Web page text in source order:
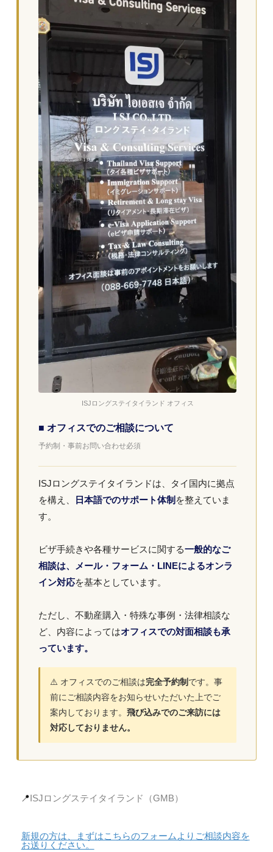
ISJロングステイタイランド オフィス
■ オフィスでのご相談について
予約制・事前お問い合わせ必須
ISJロングステイタイランドは、タイ国内に拠点
を構え、
日本語でのサポート体制 を整えていま
す。
ビザ手続きや各種サービスに関する一般的なご
相談は、メール・フォーム・LINEによるオンラ
イン対応を基本としています。
ただし、不動産購入・特殊な事例・法律相談な
ど、内容によってはオフィスでの対面相談も承
っています。
⚠️ オフィスでのご相談は完全予約制 です。事
前にご相談内容をお知らせいただいた上でご
案内しております。 飛び込みでのご来訪には
対応しておりません。
📍ISJロングステイタイランド（GMB）
新規の方は、まずはこちらのフォームよりご相談内容を
お送りください。